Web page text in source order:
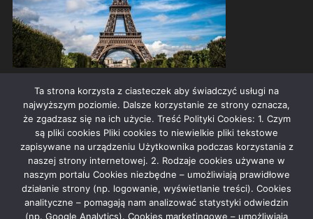
2025-08-13 admin
REKLAMA
Ta strona korzysta z ciasteczek aby świadczyć usługi na
najwyższym poziomie. Dalsze korzystanie ze strony oznacza,
że zgadzasz się na ich użycie. Treść Polityki Cookies: 1. Czym
są pliki cookies Pliki cookies to niewielkie pliki tekstowe
zapisywane na urządzeniu Użytkownika podczas korzystania z
naszej strony internetowej. 2. Rodzaje cookies używane w
naszym portalu Cookies niezbędne – umożliwiają prawidłowe
działanie strony (np. logowanie, wyświetlanie treści). Cookies
analityczne – pomagają nam analizować statystyki odwiedzin
(np. Google Analytics). Cookies marketingowe – umożliwiają